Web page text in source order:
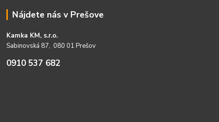
Nájdete nás v Prešove
Kamka KM, s.r.o.
Sabinovská 87, 080 01 Prešov
0910 537 682